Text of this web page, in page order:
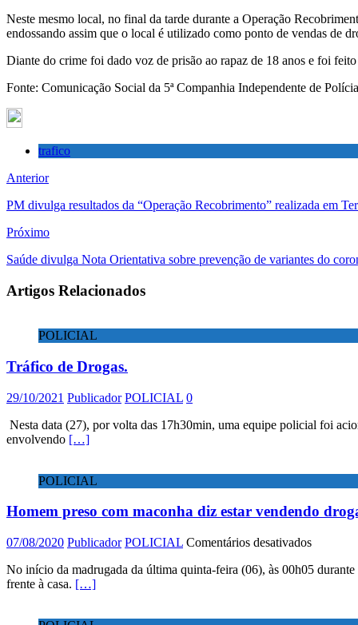
Neste mesmo local, no final da tarde durante a Operação
endossando assim que o local é utilizado como ponto de vendas de
Diante do crime foi dado voz de prisão ao rapaz de 18 anos e foi
Fonte: Comunicação Social da 5ª Companhia Independente de
trafico
Anterior
PM divulga resultados da “Operação Recobrimento” realizada em
Próximo
Saúde divulga Nota Orientativa sobre prevenção de variantes do
Artigos Relacionados
POLICIAL
Tráfico de Drogas.
29/10/2021 Publicador POLICIAL 0
Nesta data (27), por volta das 17h30min, uma equipe policial foi
envolvendo […]
POLICIAL
Homem preso com maconha diz estar vendendo
07/08/2020 Publicador POLICIAL Comentários desativadosem
preso
No início da madrugada da última quinta-feira (06), às 00h05
frente à casa. […]